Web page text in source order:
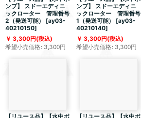
ンプ】 スドーエディニ
ックローター 管理番号
2（発送可能）
[ay03-
40210150]
3,300円(税込)
希望小売価格: 3,300円
ンプ】 スドーエディニ
ックローター 管理番号
1（発送可能）
[ay03-
40210140]
3,300円(税込)
希望小売価格: 3,300円
【リユース品】【水中ポ
【リユース品】【水中ポ